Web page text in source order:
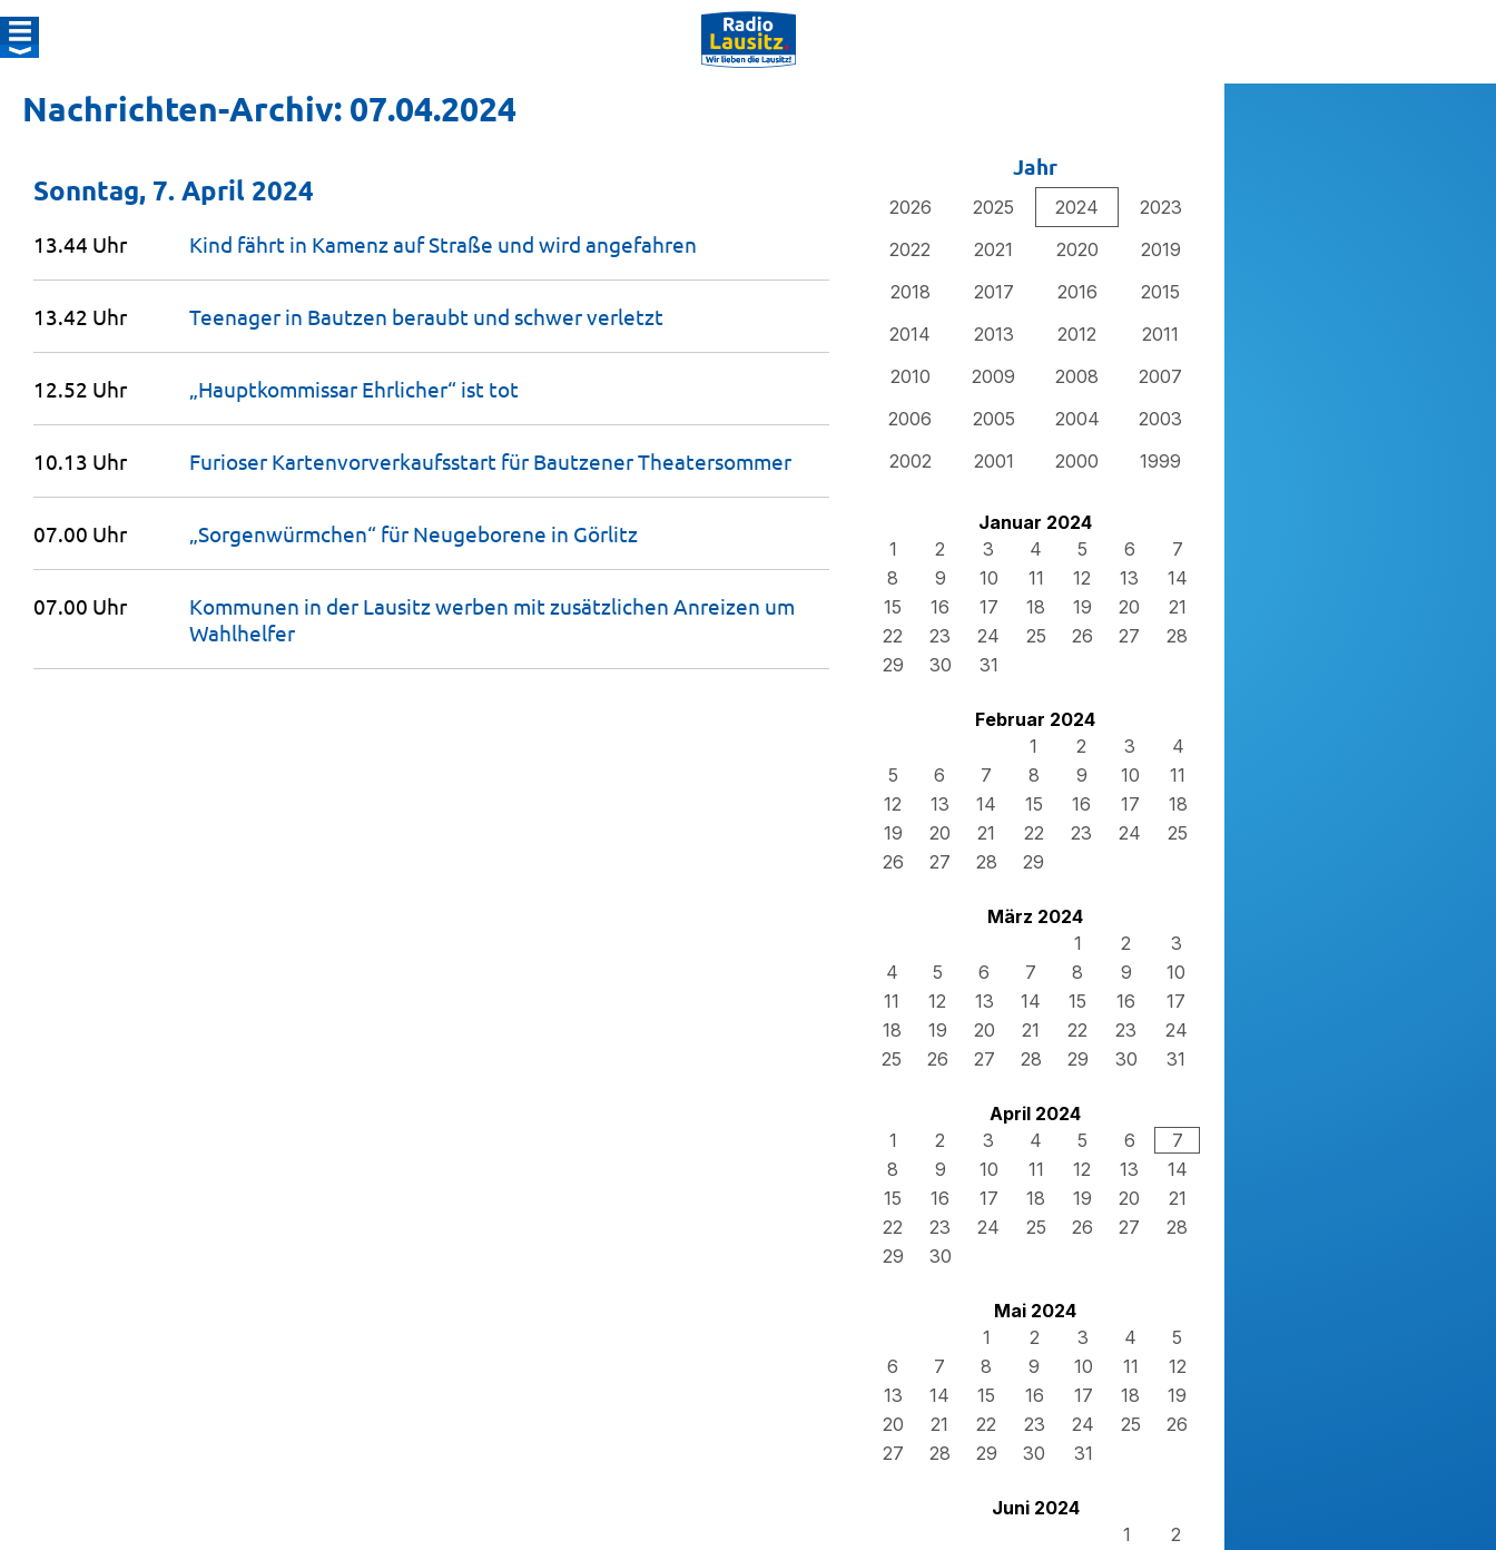
Nachrichten-Archiv: 07.04.2024
Jahr
2026 2025 2024
2023
2022
2021 2020
2019
2018
2017 2016
2015
2014
2013 2012
2011
2010
2009 2008
2007
2006
2005 2004
2003
2002
2001 2000 1999
Januar 2024
1
2 3 4 5 6
7
8
9 10 11 12 13
14
15
16 17 18 19 20
21
22
23 24 25 26 27
28
29
30 31
Februar 2024
1
2 3
4
5
6 7 8 9 10
11
12
13 14 15 16 17
18
19
20 21 22 23 24
25
26
27 28 29
März 2024
1
2
3
4
5 6 7 8 9
10
11
12 13 14 15 16
17
18
19 20 21 22 23
24
25
26 27 28 29 30 31
April 2024
1
2 3 4 5 6
7
8
9 10 11 12 13
14
15
16 17 18 19 20
21
22
23 24 25 26 27
28
29
30
Mai 2024
1
2 3 4
5
6
7 8 9 10 11
12
13
14 15 16 17 18
19
20
21 22 23 24 25
26
27
28 29 30 31
Juni 2024
1
2
Sonntag, 7. April 2024
13.44 Uhr Kind fährt in Kamenz auf Straße und wird angefahren
13.42 Uhr Teenager in Bautzen beraubt und schwerverletzt
12.52 Uhr „Hauptkommissar Ehrlicher“ ist tot
10.13 Uhr Furioser Kartenvorverkaufsstart für BautzenerTheatersommer
07.00 Uhr „Sorgenwürmchen“ für Neugeborene in Görlitz
07.00 Uhr
Kommunen in der Lausitz werben mit zusätzlichen Anreizen um
Wahlhelfer